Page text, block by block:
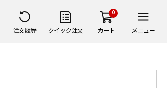
注文履歴 クイック注文
0
カート メニュー